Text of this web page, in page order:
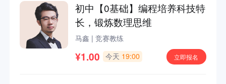
初中【0基础】编程培养科技特
长，锻炼数理思维
马鑫 | 竞赛教练
¥1.00 今天 19:00 立即报名